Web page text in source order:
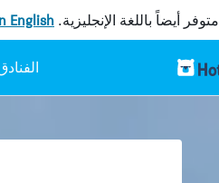
متوفر أيضاً باللغة الإنجليزية. English